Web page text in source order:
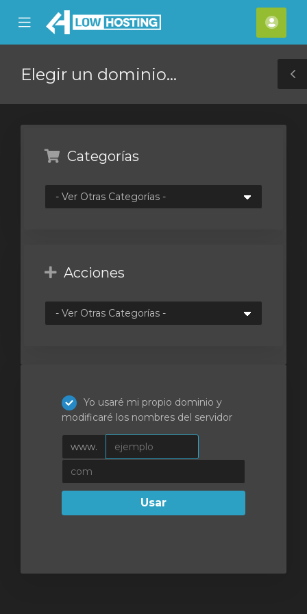
Mobile
Menu
Elegir un dominio...
Categorías
Acciones
Yo usaré mi propio dominio y
modificaré los nombres del servidor
www.
Usar